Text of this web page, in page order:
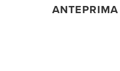
ANTEPRIMA